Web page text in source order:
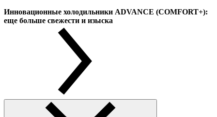
Инновационные холодильники ADVANCE (COMFORT+):
еще больше свежести и изыска